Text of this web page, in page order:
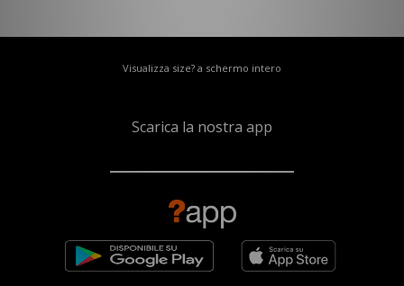
Visualizza size? a schermo intero
Scarica la nostra app